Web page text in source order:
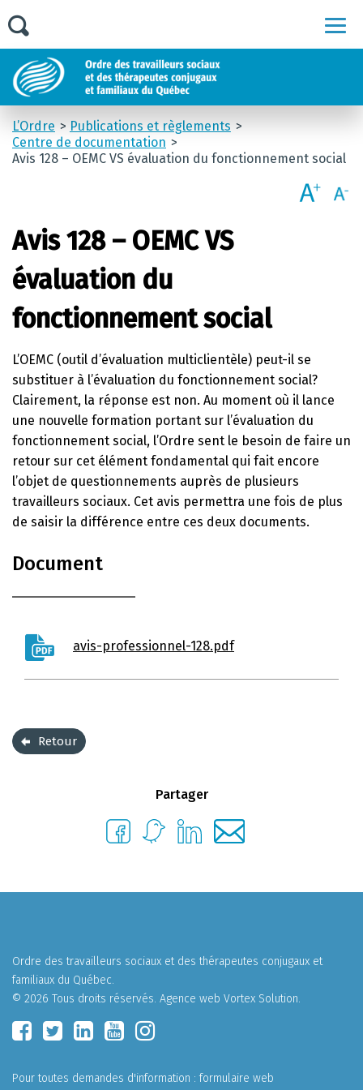
L’Ordre
Publications et règlements
Centre de documentation
Avis 128 – OEMC VS évaluation du fonctionnement social
Avis 128 – OEMC VS
évaluation du
fonctionnement social
L’OEMC (outil d’évaluation multiclientèle) peut-il se
substituer à l’évaluation du fonctionnement social?
Clairement, la réponse est non. Au moment où il lance
une nouvelle formation portant sur l’évaluation du
fonctionnement social, l’Ordre sent le besoin de faire un
retour sur cet élément fondamental qui fait encore
l’objet de questionnements auprès de plusieurs
travailleurs sociaux. Cet avis permettra une fois de plus
de saisir la différence entre ces deux documents.
Document
avis-professionnel-128.pdf
Retour
Partager
Ordre des travailleurs sociaux et des thérapeutes conjugaux et
familiaux du Québec.
© 2026 Tous droits réservés. Agence web Vortex Solution.
Pour toutes demandes d'information :formulaire web